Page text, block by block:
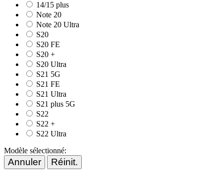
14/15 plus
Note 20
Note 20 Ultra
S20
S20 FE
S20 +
S20 Ultra
S21 5G
S21 FE
S21 Ultra
S21 plus 5G
S22
S22 +
S22 Ultra
Modèle sélectionné:
Annuler Réinit.